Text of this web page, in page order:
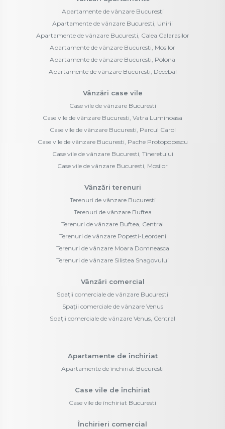
Apartamente de vânzare Bucuresti
Apartamente de vânzare Bucuresti, Unirii
Apartamente de vânzare Bucuresti, Calea Calarasilor
Apartamente de vânzare Bucuresti, Mosilor
Apartamente de vânzare Bucuresti, Polona
Apartamente de vânzare Bucuresti, Decebal
Vânzări case vile
Case vile de vânzare Bucuresti
Case vile de vânzare Bucuresti, Vatra Luminoasa
Case vile de vânzare Bucuresti, Parcul Carol
Case vile de vânzare Bucuresti, Pache Protopopescu
Case vile de vânzare Bucuresti, Tineretului
Case vile de vânzare Bucuresti, Mosilor
Vânzări terenuri
Terenuri de vânzare Bucuresti
Terenuri de vânzare Buftea
Terenuri de vânzare Buftea, Central
Terenuri de vânzare Popesti-Leordeni
Terenuri de vânzare Moara Domneasca
Terenuri de vânzare Silistea Snagovului
Vânzări comercial
Spații comerciale de vânzare Bucuresti
Spații comerciale de vânzare Venus
Spații comerciale de vânzare Venus, Central
Apartamente de închiriat
Apartamente de închiriat Bucuresti
Case vile de închiriat
Case vile de închiriat Bucuresti
Închirieri comercial